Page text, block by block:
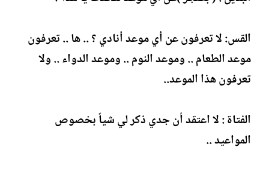
القس: لا تعرفون عن أي موعد أنادي ؟ .. ها .. تعرفون
موعد الطعام .. وموعد النوم .. وموعد الدواء .. ولا
تعرفون هذا الموعد..
الفتاة : لا اعتقد أن جدي ذكر لي شياً بخصوص
المواعيد ..